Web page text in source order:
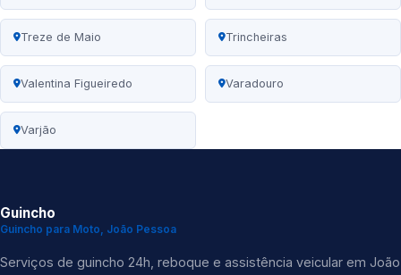
Treze de Maio Trincheiras
Valentina Figueiredo Varadouro
Varjão
Guincho
Guincho para Moto, João Pessoa
Serviços de guincho 24h, reboque e assistência veicular em João